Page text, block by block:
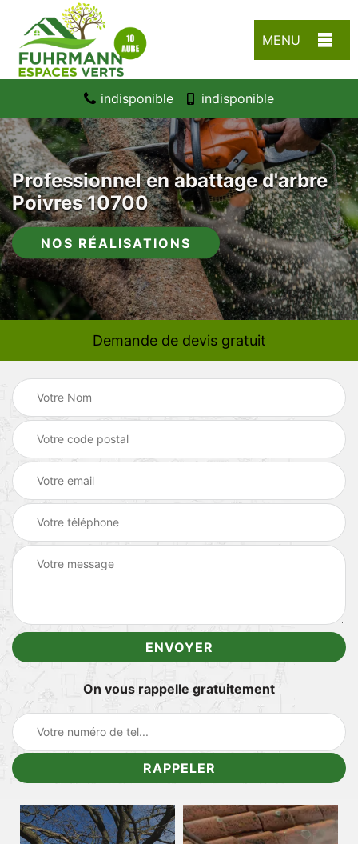
MENU
indisponible indisponible
Professionnel en abattage d'arbre
Poivres 10700
NOS RÉALISATIONS
Demande de devis gratuit
On vous rappelle gratuitement